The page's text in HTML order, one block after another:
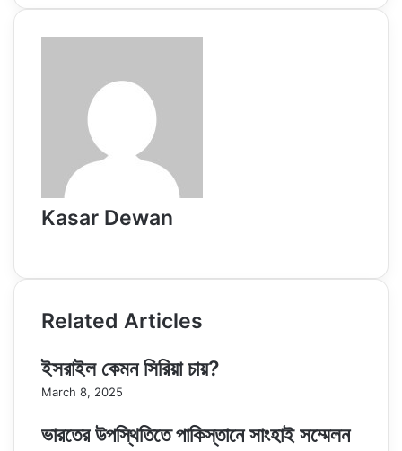
Email
Kasar Dewan
Related Articles
ইসরাইল কেমন সিরিয়া চায়?
March 8, 2025
ভারতের উপস্থিতিতে পাকিস্তানে সাংহাই সম্মেলন